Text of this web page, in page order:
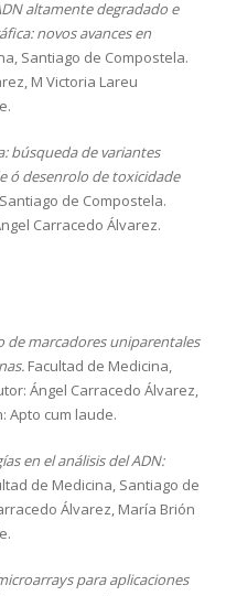
altamente degradado e
novos avances en
Santiago de Compostela.
M Victoria Lareu
búsqueda de variantes
ó desenrolo de toxicidade
de Compostela.
Carracedo Álvarez.
de marcadores uniparentales
Facultad de Medicina,
Ángel Carracedo Álvarez,
Apto cum laude.
en el análisis del ADN:
de Medicina, Santiago de
Álvarez, María Brión
para aplicaciones